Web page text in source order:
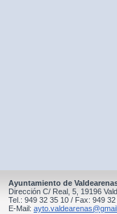
Ayuntamiento de
Dirección C/ Real, 5, 19196
Tel.: 949 32 35 10 / Fax: 949
E-Mail: